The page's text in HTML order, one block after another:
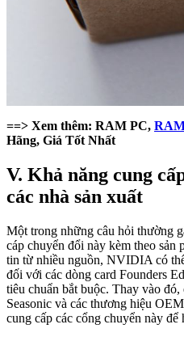
==> Xem thêm: RAM PC,
Hãng, Giá Tốt Nhất
V. Khả năng cung
các nhà sản xuất
Một trong những câu hỏi thường
cáp chuyển đổi này kèm theo sản
tin từ nhiều nguồn, NVIDIA có
đối với các dòng card Founders
tiêu chuẩn bắt buộc. Thay vào
Seasonic và các thương hiệu
cung cấp các cổng chuyển này